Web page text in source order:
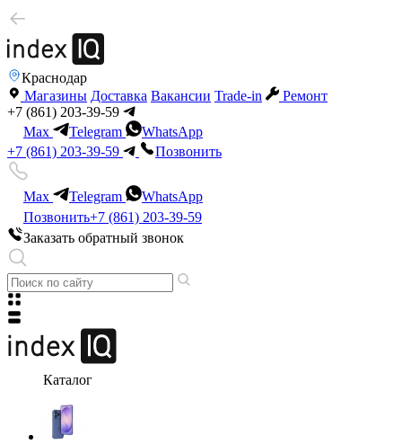
Краснодар
Магазины Доставка Вакансии Trade-in
Ремонт
+7 (861) 203-39-59
Max
Telegram
WhatsApp
+7 (861) 203-39-59
Позвонить
Max Telegram
WhatsApp
Позвонить+7 (861) 203-39-59
Заказать обратный звонок
Каталог